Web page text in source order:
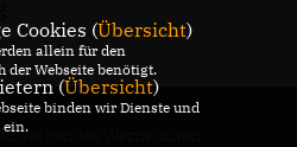
Werneuchen
Cookies (Übersicht)
allein für den
der Webseite benötigt.
(Übersicht)
binden wir Dienste und
ein.